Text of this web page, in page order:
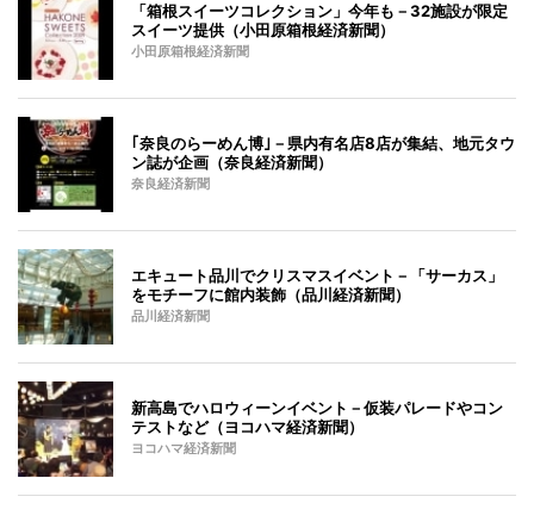
「箱根スイーツコレクション」今年も－32施設が限定
スイーツ提供（小田原箱根経済新聞）
小田原箱根経済新聞
｢奈良のらーめん博｣－県内有名店8店が集結、地元タウ
ン誌が企画（奈良経済新聞）
奈良経済新聞
エキュート品川でクリスマスイベント－「サーカス」
をモチーフに館内装飾（品川経済新聞）
品川経済新聞
新高島でハロウィーンイベント－仮装パレードやコン
テストなど（ヨコハマ経済新聞）
ヨコハマ経済新聞